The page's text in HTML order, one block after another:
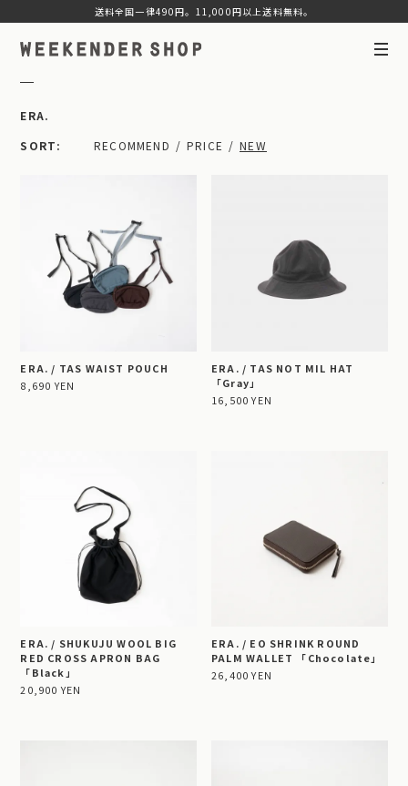
ERA.
SORT
RECOMMEND PRICE NEW
ERA. / TAS WAIST POUCH
8,690 YEN
ERA. / TAS NOT MIL HAT
「Gray」
16,500 YEN
ERA. / SHUKUJU WOOL BIG
RED CROSS APRON BAG
「Black」
20,900 YEN
ERA. / EO SHRINK ROUND
PALM WALLET 「Chocolate」
26,400 YEN
送料全国一律490円。11,000円以上送料無料。